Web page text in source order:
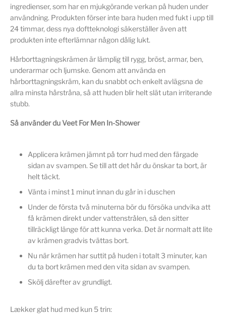
ingredienser, som har en mjukgörande verkan på huden under
användning. Produkten förser inte bara huden med fukt i upp till
24 timmar, dess nya doftteknologi säkerställer även att
produkten inte efterlämnar någon dålig lukt.
Hårborttagningskrämen är lämplig till rygg, bröst, armar, ben,
underarmar och ljumske. Genom att använda en
hårborttagningskräm, kan du snabbt och enkelt avlägsna de
allra minsta hårstråna, så att huden blir helt slät utan irriterande
stubb.
Så använder du Veet For Men In-Shower
Applicera krämen jämnt på torr hud med den färgade
sidan av svampen. Se till att det hår du önskar ta bort, är
helt täckt.
Vänta i minst 1 minut innan du går in i duschen
Under de första två minuterna bör du försöka undvika att
få krämen direkt under vattenstrålen, så den sitter
tillräckligt länge för att kunna verka. Det är normalt att lite
av krämen gradvis tvättas bort.
Nu när krämen har suttit på huden i totalt 3 minuter, kan
du ta bort krämen med den vita sidan av svampen.
Skölj därefter av grundligt.
Lækker glat hud med kun 5 trin: